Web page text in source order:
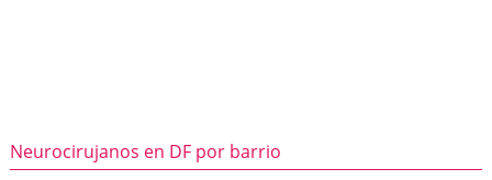
Neurocirujanos en DF por barrio